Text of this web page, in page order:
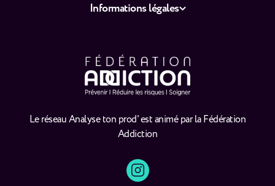
Le réseau Analyse ton prod' est animé par la Fédération
Addiction
Informations légales